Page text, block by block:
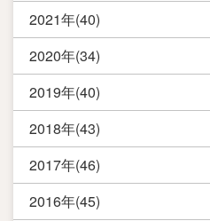
2021年(40)
2020年(34)
2019年(40)
2018年(43)
2017年(46)
2016年(45)